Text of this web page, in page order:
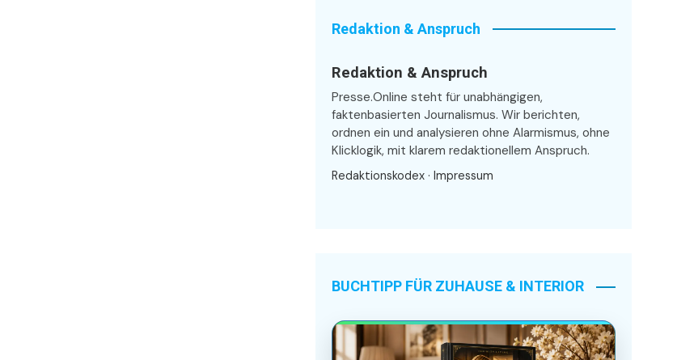
Redaktion & Anspruch
Redaktion & Anspruch
Presse.Online steht für unabhängigen,
faktenbasierten Journalismus. Wir berichten,
ordnen ein und analysieren ohne Alarmismus, ohne
Klicklogik, mit klarem redaktionellem Anspruch.
Redaktionskodex · Impressum
BUCHTIPP FÜR ZUHAUSE & INTERIOR